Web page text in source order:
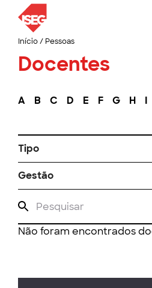
Início/ Pessoas
Docentes
A B C D E F G H I
Tipo
Gestão
Não foram encontrados